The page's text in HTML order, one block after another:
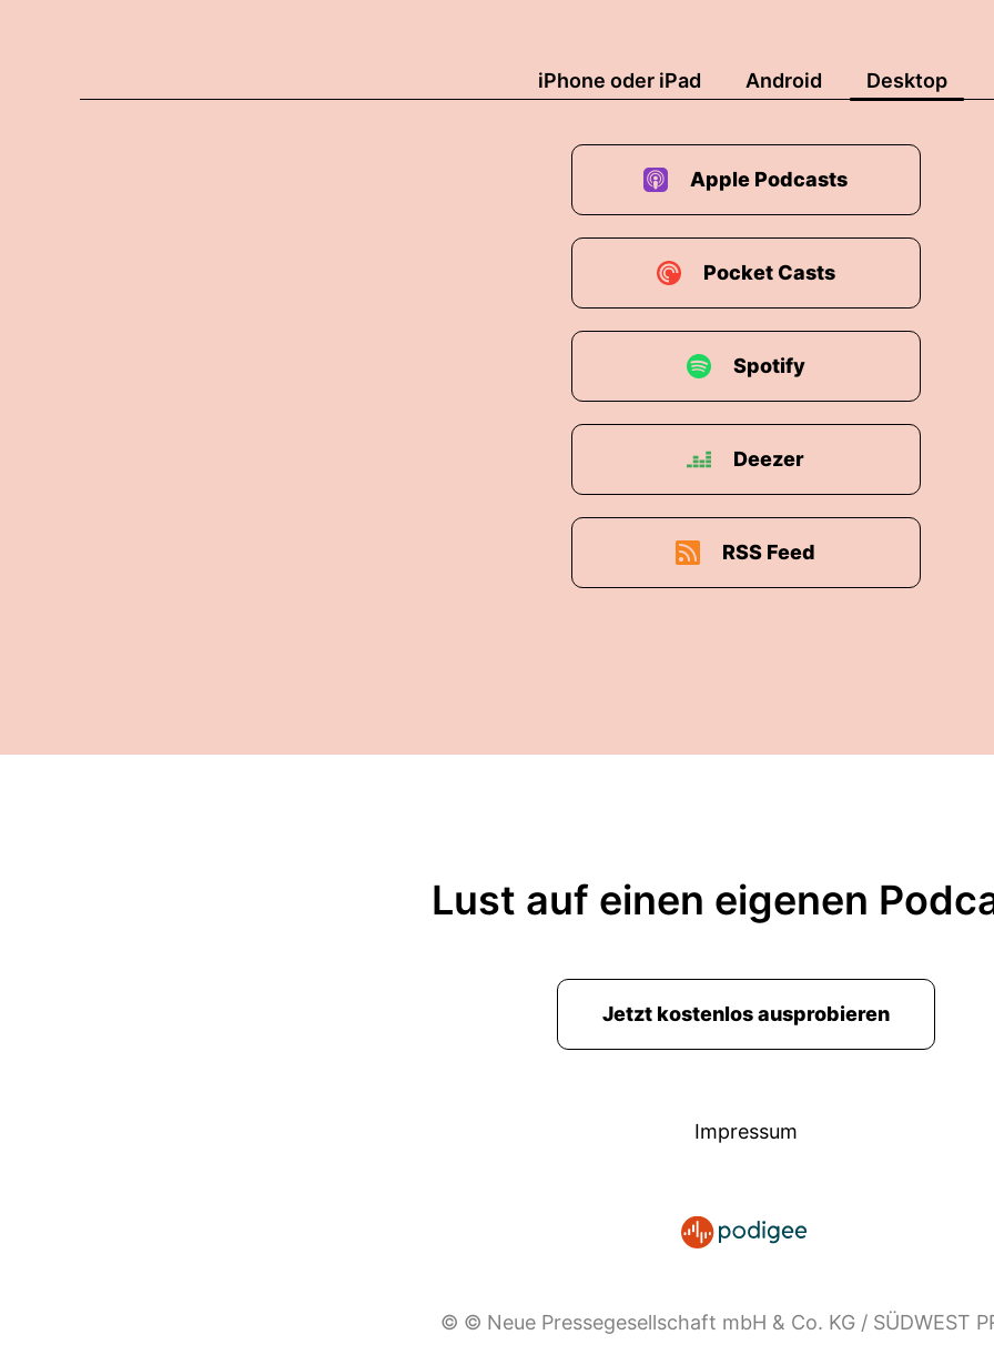
iPhone oder iPad Android Desktop
Apple Podcasts
Pocket Casts
Spotify
Deezer
RSS Feed
Lust auf einen eigenen
Jetzt kostenlos ausprobieren
Impressum
© © Neue Pressegesellschaft mbH & Co. KG / SÜDWEST